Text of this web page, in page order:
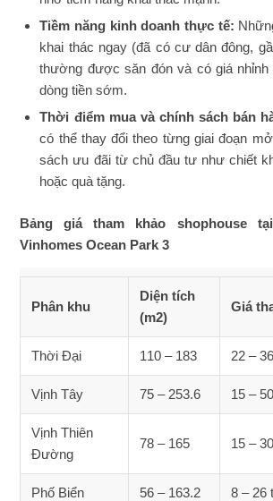
Tiềm năng kinh doanh thực tế:
khai thác ngay (đã có cư dân đông,
thường được săn đón và có giá
dòng tiền sớm.
Thời điểm mua và chính sách bán
có thể thay đổi theo từng giai đoạn
sách ưu đãi từ chủ đầu tư như chiết
hoặc quà tặng.
Bảng giá tham khảo shophouse
Vinhomes Ocean Park 3
Phân khu
Diện tích
(m2)
Giá
Thời Đại 110 – 183 22 –
Vịnh Tây 75 – 253.6 15 –
Vịnh Thiên
Đường
78 – 165 15 –
Phố Biển 56 – 163.2 8 – 26